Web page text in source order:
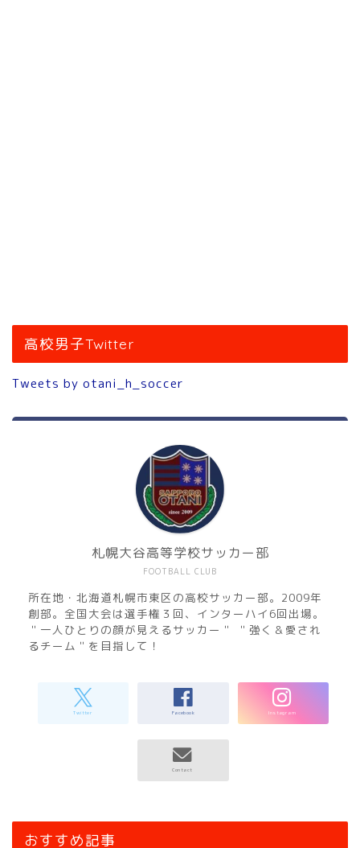
高校男子Twitter
Tweets by otani_h_soccer
FOOTBALL CLUB
札幌大谷高等学校サッカー部
所在地・北海道札幌市東区の高校サッカー部。2009年
創部。全国大会は選手権３回、インターハイ6回出場。
＂一人ひとりの顔が見えるサッカー＂ ＂強く＆愛され
るチーム＂を目指して！
おすすめ記事